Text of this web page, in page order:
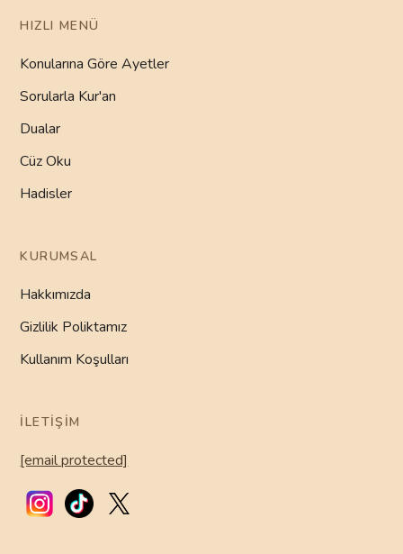
HIZLI MENÜ
Konularına Göre Ayetler
Sorularla Kur'an
Dualar
Cüz Oku
Hadisler
KURUMSAL
Hakkımızda
Gizlilik Poliktamız
Kullanım Koşulları
İLETIŞIM
[email protected]